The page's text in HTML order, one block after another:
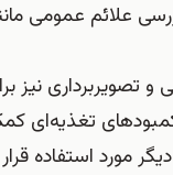
علائم عمومی
و تصویربرداری
تغذیه‌ای
مورد استفاده